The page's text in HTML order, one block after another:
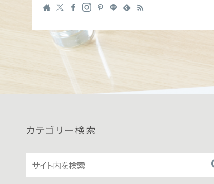
カテゴリー検索